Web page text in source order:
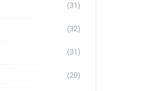
(31)
(32)
(31)
(20)